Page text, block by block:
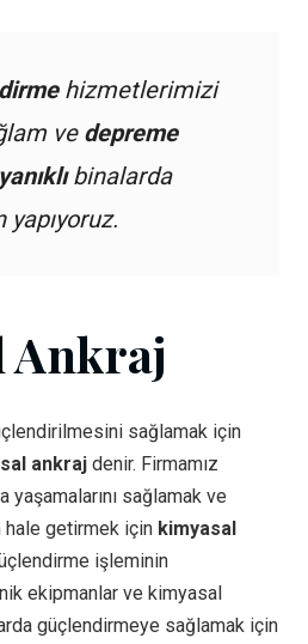
hizmetlerimizi
ve depreme
binalarda
yapıyoruz.
Ankraj
sağlamak için
ankraj denir. Firmamız
yaşamalarını sağlamak ve
hale getirmek için kimyasal
işleminin
ekipmanlar ve kimyasal
güçlendirmeye sağlamak için